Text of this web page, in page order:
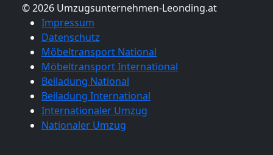
© 2026 Umzugsunternehmen-Leonding.at
Impressum
Datenschutz
Möbeltransport National
Möbeltransport International
Beiladung National
Beiladung International
Internationaler Umzug
Nationaler Umzug